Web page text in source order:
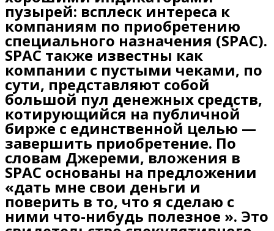
пузырей: всплеск интереса к
компаниям по приобретению
специального назначения (SPAC).
SPAC также известны как
компании с пустыми чеками, по
сути, представляют собой
большой пул денежных средств,
котирующийся на публичной
бирже с единственной целью —
завершить приобретение. По
словам Джереми, вложения в
SPAC основаны на предложении
«дать мне свои деньги и
поверить в то, что я сделаю с
ними что-нибудь полезное ». Это